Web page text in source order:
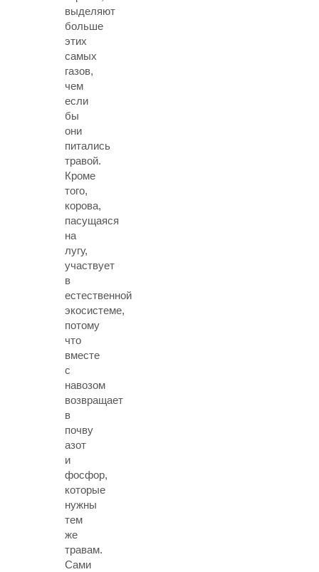
выделяют
больше
этих
самых
газов,
чем
если
бы
они
питались
травой.
Кроме
того,
корова,
пасущаяся
на
лугу,
участвует
в
естественной
экосистеме,
потому
что
вместе
с
навозом
возвращает
в
почву
азот
и
фосфор,
которые
нужны
тем
же
травам.
Сами